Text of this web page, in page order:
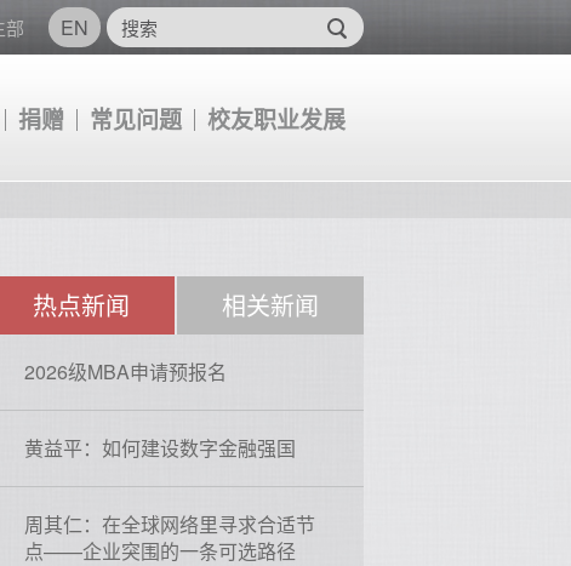
EN
捐赠 常见问题 校友职业发展
部
热点新闻 相关新闻
2026级MBA申请预报名
黄益平：如何建设数字金融强国
周其仁：在全球网络里寻求合适节
点——企业突围的一条可选路径